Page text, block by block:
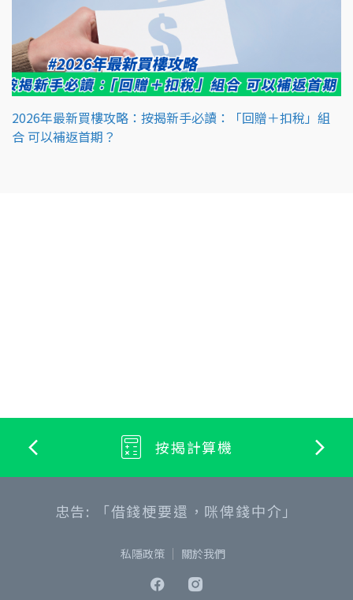
2026年最新買樓攻略：按揭新手必讀：「回贈＋扣稅」組
合 可以補返首期？
按揭計算機
忠告: 「借錢梗要還，咪俾錢中介」
私隱政策 關於我們